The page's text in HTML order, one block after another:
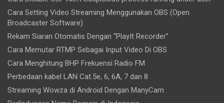
Cara Setting Video Streaming Menggunakan OBS (Open
Broadcaster Software)
Rekam Siaran Otomatis Dengan “PlayIt Recorder”
Cara Memutar RTMP Sebagai Input Video Di OBS
Cara Menghitung BHP Frekuensi Radio FM
Perbedaan kabel LAN Cat.5e, 6, 6A, 7 dan 8
Streaming Wowza di Android Dengan ManyCam